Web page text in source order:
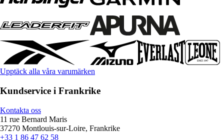
Upptäck alla våra varumärken
Kundservice i Frankrike
Kontakta oss
11 rue Bernard Maris
37270 Montlouis-sur-Loire, Frankrike
+33 1 86 47 62 58